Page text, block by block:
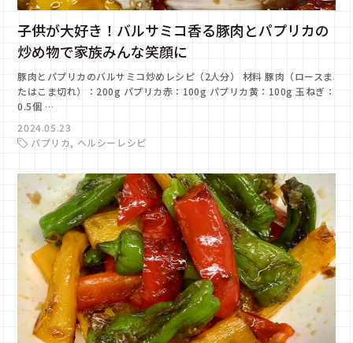
子供が大好き！バルサミコ香る豚肉とパプリカの
炒め物で家族みんな笑顔に
豚肉とパプリカのバルサミコ炒めレシピ（2人分） 材料 豚肉（ロースま
たはこま切れ）：200g パプリカ赤：100g パプリカ黄：100g 玉ねぎ：
0.5個 …
2024.05.23
パプリカ
ヘルシーレシピ